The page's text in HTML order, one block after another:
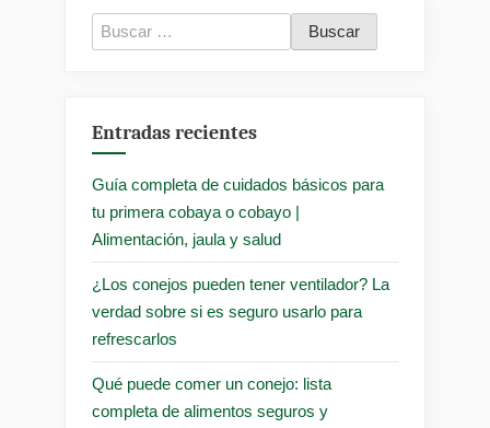
Buscar:
Entradas recientes
Guía completa de cuidados básicos para
tu primera cobaya o cobayo |
Alimentación, jaula y salud
¿Los conejos pueden tener ventilador? La
verdad sobre si es seguro usarlo para
refrescarlos
Qué puede comer un conejo: lista
completa de alimentos seguros y